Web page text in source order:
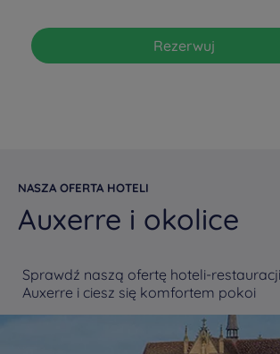
Rezerwuj
NASZA OFERTA HOTELI
Auxerre i okolice
Sprawdź naszą ofertę hoteli-
Auxerre i ciesz się komfortem pokoi